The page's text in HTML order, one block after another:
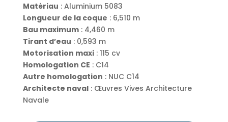
Matériau : Aluminium 5083
Longueur de la coque : 6,510 m
Bau maximum: 4,460 m
Tirant d’eau : 0,593 m
Motorisation maxi: 115 cv
Homologation CE : C14
Autre homologation : NUC C14
Architecte naval: Œuvres Vives Architecture
Navale